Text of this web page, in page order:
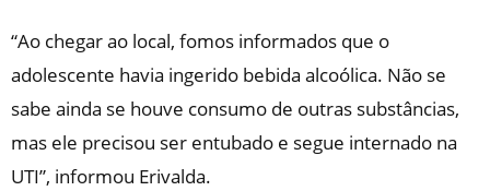
“Ao chegar ao local, fomos informados que o
adolescente havia ingerido bebida alcoólica. Não se
sabe ainda se houve consumo de outras substâncias,
mas ele precisou ser entubado e segue internado na
UTI”, informou Erivalda.